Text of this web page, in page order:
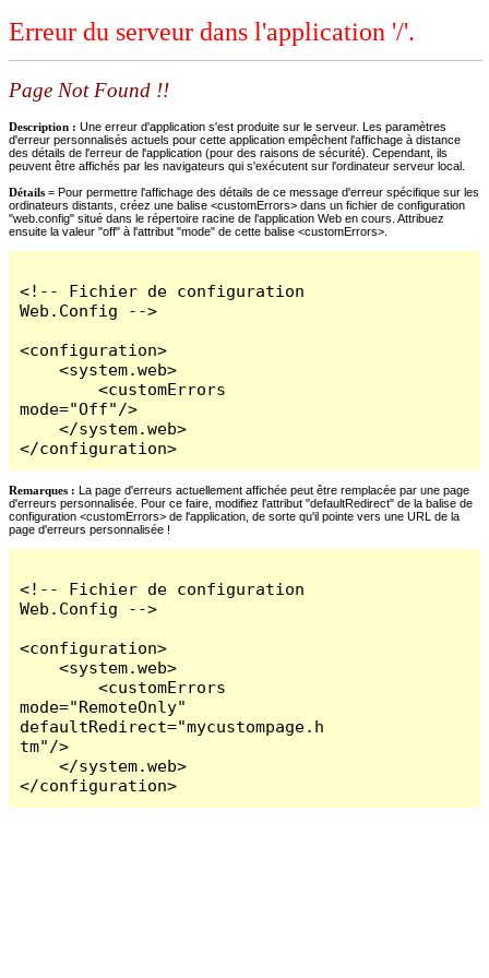
Erreur du serveur dans l'application '/'.
Page Not Found !!
Description : Une erreur d'application s'est produite sur le serveur. Les paramètres
d'erreur personnalisés actuels pour cette application empêchent l'affichage à distance
des détails de l'erreur de l'application (pour des raisons de sécurité). Cependant, ils
peuvent être affichés par les navigateurs qui s'exécutent sur l'ordinateur serveur local.
Détails = Pour permettre l'affichage des détails de ce message d'erreur spécifique sur les
ordinateurs distants, créez une balise <customErrors> dans un fichier de configuration
"web.config" situé dans le répertoire racine de l'application Web en cours. Attribuez
ensuite la valeur "off" à l'attribut "mode" de cette balise <customErrors>.
<!-- Fichier de configuration
Web.Config -->
<configuration>
    <system.web>
        <customErrors
mode="Off"/>
    </system.web>
</configuration>
Remarques : La page d'erreurs actuellement affichée peut être remplacée par une page
d'erreurs personnalisée. Pour ce faire, modifiez l'attribut "defaultRedirect" de la balise de
configuration <customErrors> de l'application, de sorte qu'il pointe vers une URL de la
page d'erreurs personnalisée !
<!-- Fichier de configuration
Web.Config -->
<configuration>
    <system.web>
        <customErrors
mode="RemoteOnly"
defaultRedirect="mycustompage.h
tm"/>
    </system.web>
</configuration>